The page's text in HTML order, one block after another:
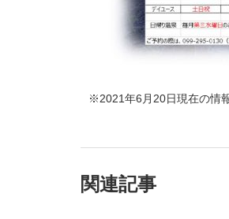
※2021年6月20日現在の情
関連記事